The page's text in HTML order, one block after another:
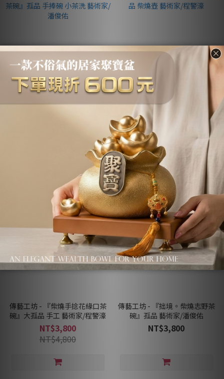
傳藝工坊 - 『柴燒鐵釉釉手捻大
傳藝工坊 - 『柴燒鐵釉小杯』孤
品 柴燒壺 藝術家/程警濠
NT$1,280
傳藝工坊 - 『柴燒手捻花緣口茶
碗』大孤品 手工 藝術家/程警濠
NT$3,800
NT$4,800
傳藝工坊 - 『拙境。柴燒志野茶
碗』孤品 藝術家/潘俊佑
NT$3,800